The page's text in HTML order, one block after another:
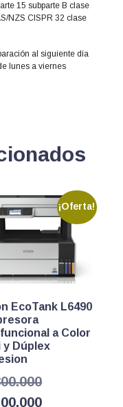
15 subparte B clase
NZS CISPR 32 clase
al siguiente día
lunes a viernes
¡Oferta!
EcoTank L6490
a Color
y Dúplex
El
precio
El